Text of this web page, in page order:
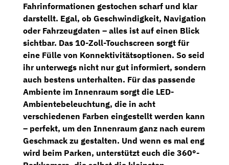
Fahrinformationen gestochen scharf und klar
darstellt. Egal, ob Geschwindigkeit, Navigation
oder Fahrzeugdaten – alles ist auf einen Blick
sichtbar. Das 10-Zoll-Touchscreen sorgt für
eine Fülle von Konnektivitätsoptionen. So seid
ihr unterwegs nicht nur gut informiert, sondern
auch bestens unterhalten. Für das passende
Ambiente im Innenraum sorgt die LED-
Ambientebeleuchtung, die in acht
verschiedenen Farben eingestellt werden kann
– perfekt, um den Innenraum ganz nach eurem
Geschmack zu gestalten. Und wenn es mal eng
wird beim Parken, unterstützt euch die 360°-